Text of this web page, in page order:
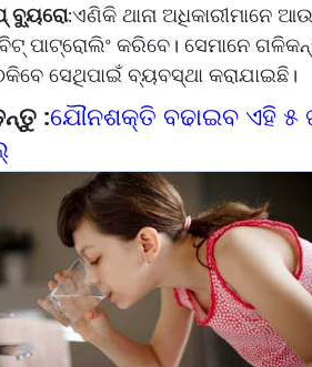
ବ୍ୟୁରୋ:ଏଣିକି ଥାନା ଅଧିକାରୀମାନେ
ପାଟ୍ରୋଲିଂ କରିବେ। ସେମାନେ
ସେଥିପାଇଁ ବ୍ୟବସ୍ଥା କରାଯାଇଛି।
:ଯୌନଶକ୍ତି ବଢାଇବ ଏହି